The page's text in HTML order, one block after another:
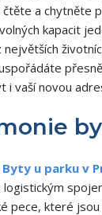
a chytněte
kapacit
největších
i vaší novou
u parku v
logistickým
pece, které